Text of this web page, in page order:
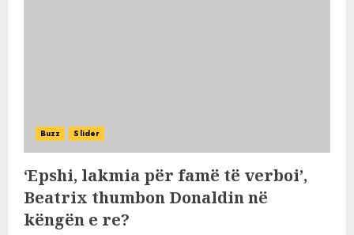
Buzz Slider
‘Epshi, lakmia për famë të verboi’,
Beatrix thumbon Donaldin në
këngën e re?